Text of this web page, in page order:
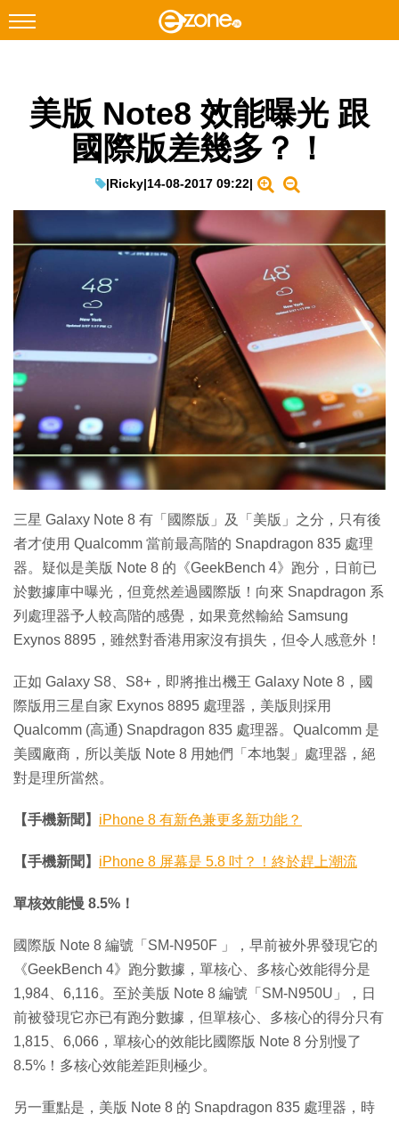
Facebook Instagram
遊戲動漫
教學評測
EduTech
IT Times
生成式AI與雲端應用
Enterprise Digital Transformation
特集
美版 Note8 效能曝光 跟
國際版差幾多？！
|Ricky|14-08-2017 09:22|
三星 Galaxy Note 8 有「國際版」及「美版」之分，只有後
者才使用 Qualcomm 當前最高階的 Snapdragon 835 處理
器。疑似是美版 Note 8 的《GeekBench 4》跑分，日前已
於數據庫中曝光，但竟然差過國際版！向來 Snapdragon 系
列處理器予人較高階的感覺，如果竟然輸給 Samsung
Exynos 8895，雖然對香港用家沒有損失，但令人感意外！
正如 Galaxy S8、S8+，即將推出機王 Galaxy Note 8，國
際版用三星自家 Exynos 8895 處理器，美版則採用
Qualcomm (高通) Snapdragon 835 處理器。Qualcomm 是
美國廠商，所以美版 Note 8 用她們「本地製」處理器，絕
對是理所當然。
【手機新聞】 iPhone 8 有新色兼更多新功能？
【手機新聞】 iPhone 8 屏幕是 5.8 吋？！終於趕上潮流
單核效能慢 8.5%！
國際版 Note 8 編號「SM-N950F 」，早前被外界發現它的
《GeekBench 4》跑分數據，單核心、多核心效能得分是
1,984、6,116。至於美版 Note 8 編號「SM-N950U」，日
前被發現它亦已有跑分數據，但單核心、多核心的得分只有
1,815、6,066，單核心的效能比國際版 Note 8 分別慢了
8.5%！多核心效能差距則極少。
另一重點是，美版 Note 8 的 Snapdragon 835 處理器，時